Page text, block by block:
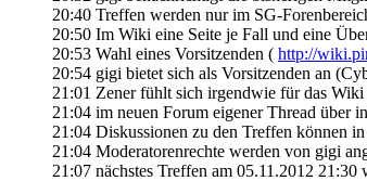
20:40 Treffen werden nur im SG-
20:50 Im Wiki eine Seite je Fall und eine
20:53 Wahl eines Vorsitzenden ( http://
20:54 gigi bietet sich als Vorsitzenden an
21:01 Zener fühlt sich irgendwie für das
21:04 im neuen Forum eigener Thread über
21:04 Diskussionen zu den Treffen können
21:04 Moderatorenrechte werden von gigi
21:07 nächstes Treffen am 05.11.2012 21:30